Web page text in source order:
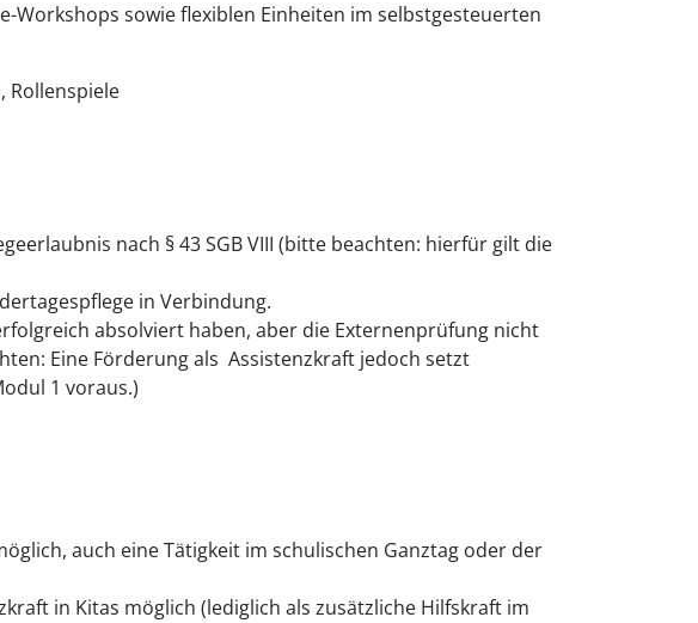
sowie flexiblen Einheiten im selbstgesteuerten
Rollenspiele
nach § 43 SGB VIII (bitte beachten: hierfür gilt die
in Verbindung.
absolviert haben, aber die Externenprüfung nicht
Eine Förderung als Assistenzkraft jedoch setzt
1 voraus.)
auch eine Tätigkeit im schulischen Ganztag oder der
in Kitas möglich (lediglich als zusätzliche Hilfskraft im